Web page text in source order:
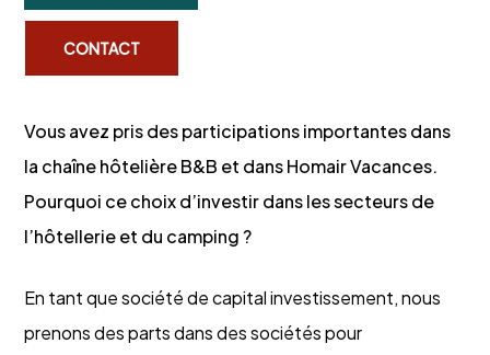
CONTACT
Vous avez pris des participations importantes dans
la chaîne hôtelière B&B et dans Homair Vacances.
Pourquoi ce choix d’investir dans les secteurs de
l’hôtellerie et du camping ?
En tant que société de capital investissement, nous
prenons des parts dans des sociétés pour